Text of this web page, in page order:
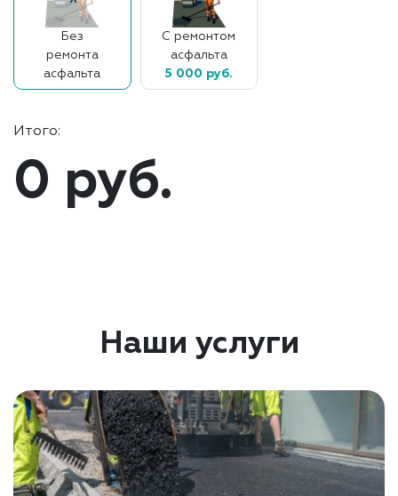
Без
ремонта
асфальта
С ремонтом
асфальта
5 000 руб.
Итого:
0 руб.
Наши услуги